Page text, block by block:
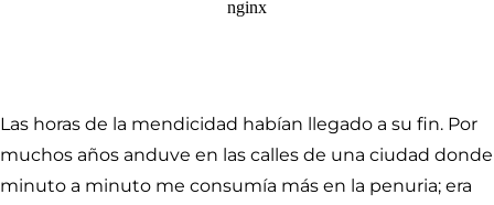
Las horas de la mendicidad habían llegado a su fin. Por
muchos años anduve en las calles de una ciudad donde
minuto a minuto me consumía más en la penuria; era